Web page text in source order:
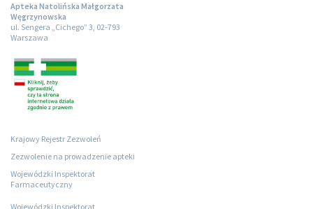
Apteka Natolińska Małgorzata
Węgrzynowska
ul. Sengera „Cichego” 3, 02-793
Warszawa
Krajowy Rejestr Zezwoleń
Zezwolenie na prowadzenie apteki
Wojewódzki Inspektorat
Farmaceutyczny
Wojewódzki Inspektorat